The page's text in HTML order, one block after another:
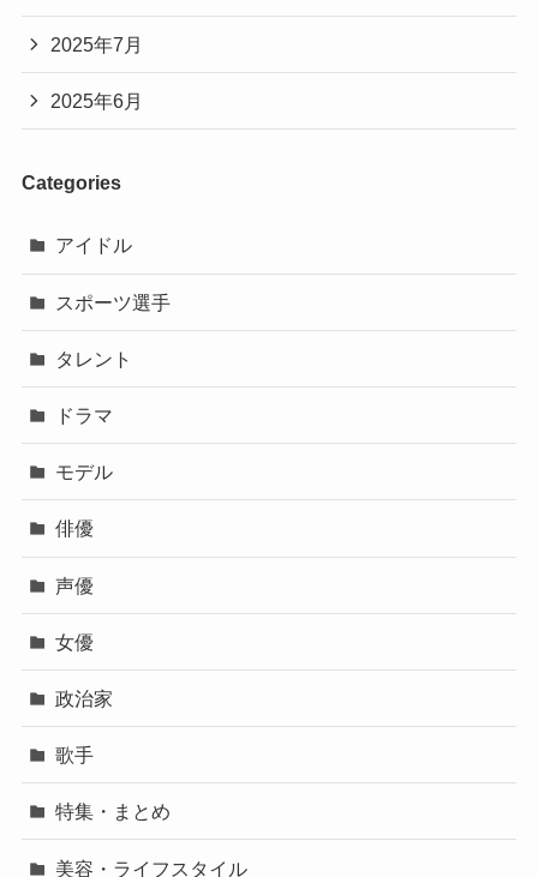
2025年7月
2025年6月
Categories
アイドル
スポーツ選手
タレント
ドラマ
モデル
俳優
声優
女優
政治家
歌手
特集・まとめ
美容・ライフスタイル